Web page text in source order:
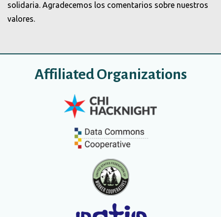
solidaria. Agradecemos los comentarios sobre nuestros
valores.
Affiliated Organizations